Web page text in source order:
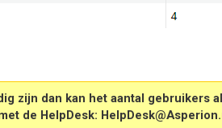
zijn dan kan het aantal gebruikers
de HelpDesk: